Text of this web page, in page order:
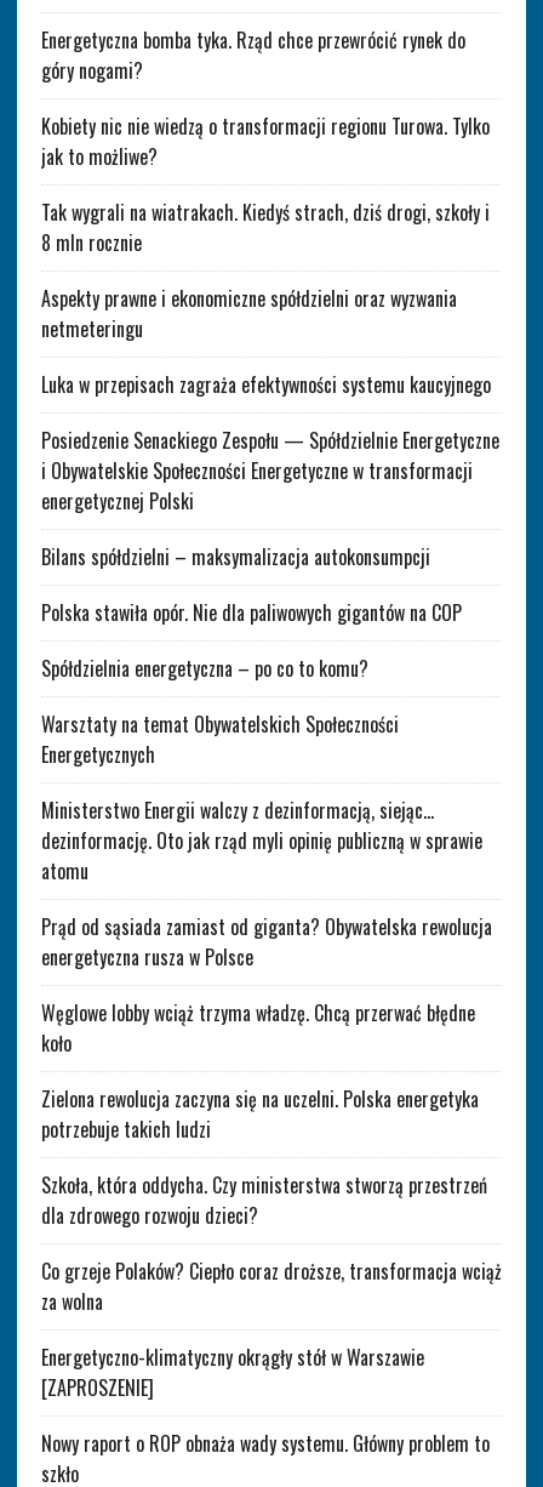
Energetyczna bomba tyka. Rząd chce przewrócić rynek do
góry nogami?
Kobiety nic nie wiedzą o transformacji regionu Turowa. Tylko
jak to możliwe?
Tak wygrali na wiatrakach. Kiedyś strach, dziś drogi, szkoły i
8 mln rocznie
Aspekty prawne i ekonomiczne spółdzielni oraz wyzwania
netmeteringu
Luka w przepisach zagraża efektywności systemu kaucyjnego
Posiedzenie Senackiego Zespołu — Spółdzielnie Energetyczne
i Obywatelskie Społeczności Energetyczne w transformacji
energetycznej Polski
Bilans spółdzielni – maksymalizacja autokonsumpcji
Polska stawiła opór. Nie dla paliwowych gigantów na COP
Spółdzielnia energetyczna – po co to komu?
Warsztaty na temat Obywatelskich Społeczności
Energetycznych
Ministerstwo Energii walczy z dezinformacją, siejąc…
dezinformację. Oto jak rząd myli opinię publiczną w sprawie
atomu
Prąd od sąsiada zamiast od giganta? Obywatelska rewolucja
energetyczna rusza w Polsce
Węglowe lobby wciąż trzyma władzę. Chcą przerwać błędne
koło
Zielona rewolucja zaczyna się na uczelni. Polska energetyka
potrzebuje takich ludzi
Szkoła, która oddycha. Czy ministerstwa stworzą przestrzeń
dla zdrowego rozwoju dzieci?
Co grzeje Polaków? Ciepło coraz droższe, transformacja wciąż
za wolna
Energetyczno-klimatyczny okrągły stół w Warszawie
[ZAPROSZENIE]
Nowy raport o ROP obnaża wady systemu. Główny problem to
szkło